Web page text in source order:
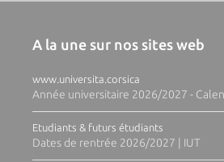
A la une sur nos sites web
www.universita.corsica
Année universitaire 2026/2027 -
Etudiants & futurs étudiants
Dates de rentrée 2026/2027 | IUT